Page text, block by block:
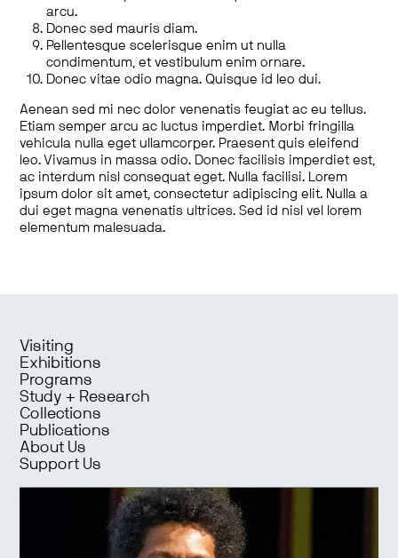
arcu.
Donec sed mauris diam.
Pellentesque scelerisque enim ut nulla
condimentum, et vestibulum enim ornare.
Donec vitae odio magna. Quisque id leo dui.
Aenean sed mi nec dolor venenatis feugiat ac eu tellus.
Etiam semper arcu ac luctus imperdiet. Morbi fringilla
vehicula nulla eget ullamcorper. Praesent quis eleifend
leo. Vivamus in massa odio. Donec facilisis imperdiet est,
ac interdum nisl consequat eget. Nulla facilisi. Lorem
ipsum dolor sit amet, consectetur adipiscing elit. Nulla a
dui eget magna venenatis ultrices. Sed id nisl vel lorem
elementum malesuada.
Visiting
Exhibitions
Programs
Study + Research
Collections
Publications
About Us
Support Us